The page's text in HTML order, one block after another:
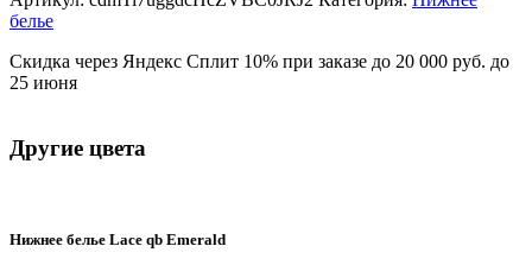
белье
Скидка через Яндекс Сплит 10% при заказе до 20 000 руб. до
25 июня
Другие цвета
Нижнее белье Lace qb Emerald